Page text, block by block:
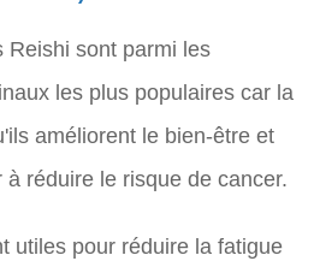
Reishi sont parmi les
les plus populaires car la
améliorent le bien-être et
réduire le risque de cancer.
utiles pour réduire la fatigue